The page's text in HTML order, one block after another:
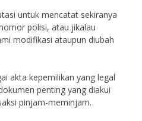
untuk mencatat sekiranya
polisi, atau jikalau
modifikasi ataupun diubah
akta kepemilikan yang legal
penting yang diakui
pinjam-meminjam.